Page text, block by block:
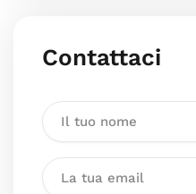
Contattaci